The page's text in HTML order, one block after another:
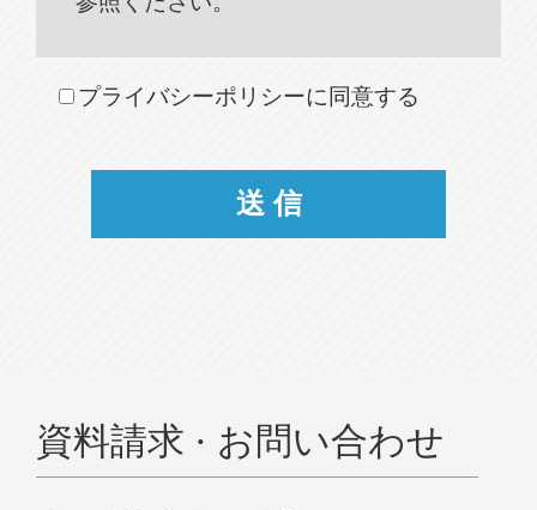
プライバシーポリシーに同意する
資料請求 · お問い合わせ